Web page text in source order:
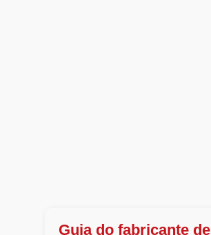
Guia do fabricante de